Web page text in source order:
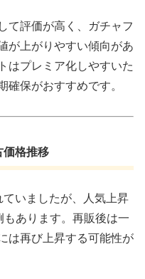
て評価が高く、ガチャフ
が上がりやすい傾向があ
はプレミア化しやすいた
確保がおすすめです。
価格推移
いましたが、人気上昇
あります。再販後は一
は再び上昇する可能性が